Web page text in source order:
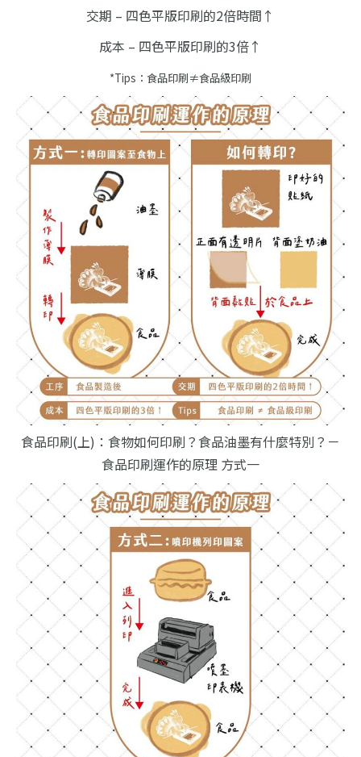
交期 – 四色平版印刷的2倍時間↑
成本 – 四色平版印刷的3倍↑
*Tips：食品印刷≠食品級印刷
食品印刷(上)：食物如何印刷？食品油墨有什麼特別？－
食品印刷運作的原理 方式一